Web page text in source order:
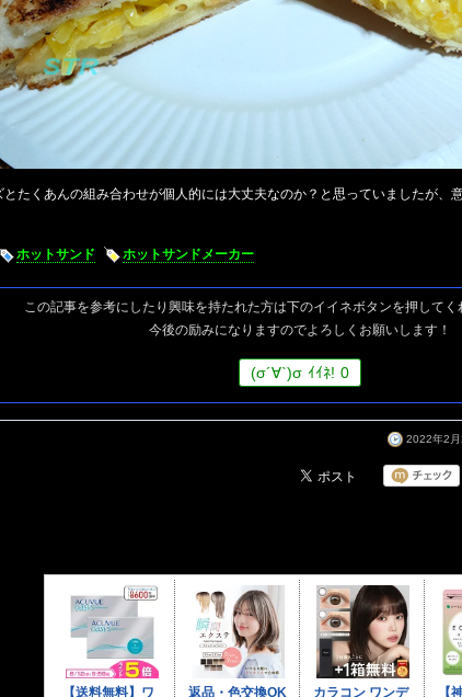
とたくあんの組み合わせが個人的には大丈夫なのか？と思っていましたが、
ホットサンド ホットサンドメーカー
この記事を参考にしたり興味を持たれた方は下のイイネボタンを押してく
今後の励みになりますのでよろしくお願いします！
(σ´∀`)σ ｲｲﾈ! 0
2022年2